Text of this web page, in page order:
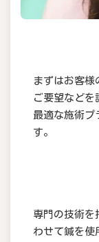
まずはお客様
ご要望などを
最適な施術プ
す。
専門の技術を
わせて鍼を使